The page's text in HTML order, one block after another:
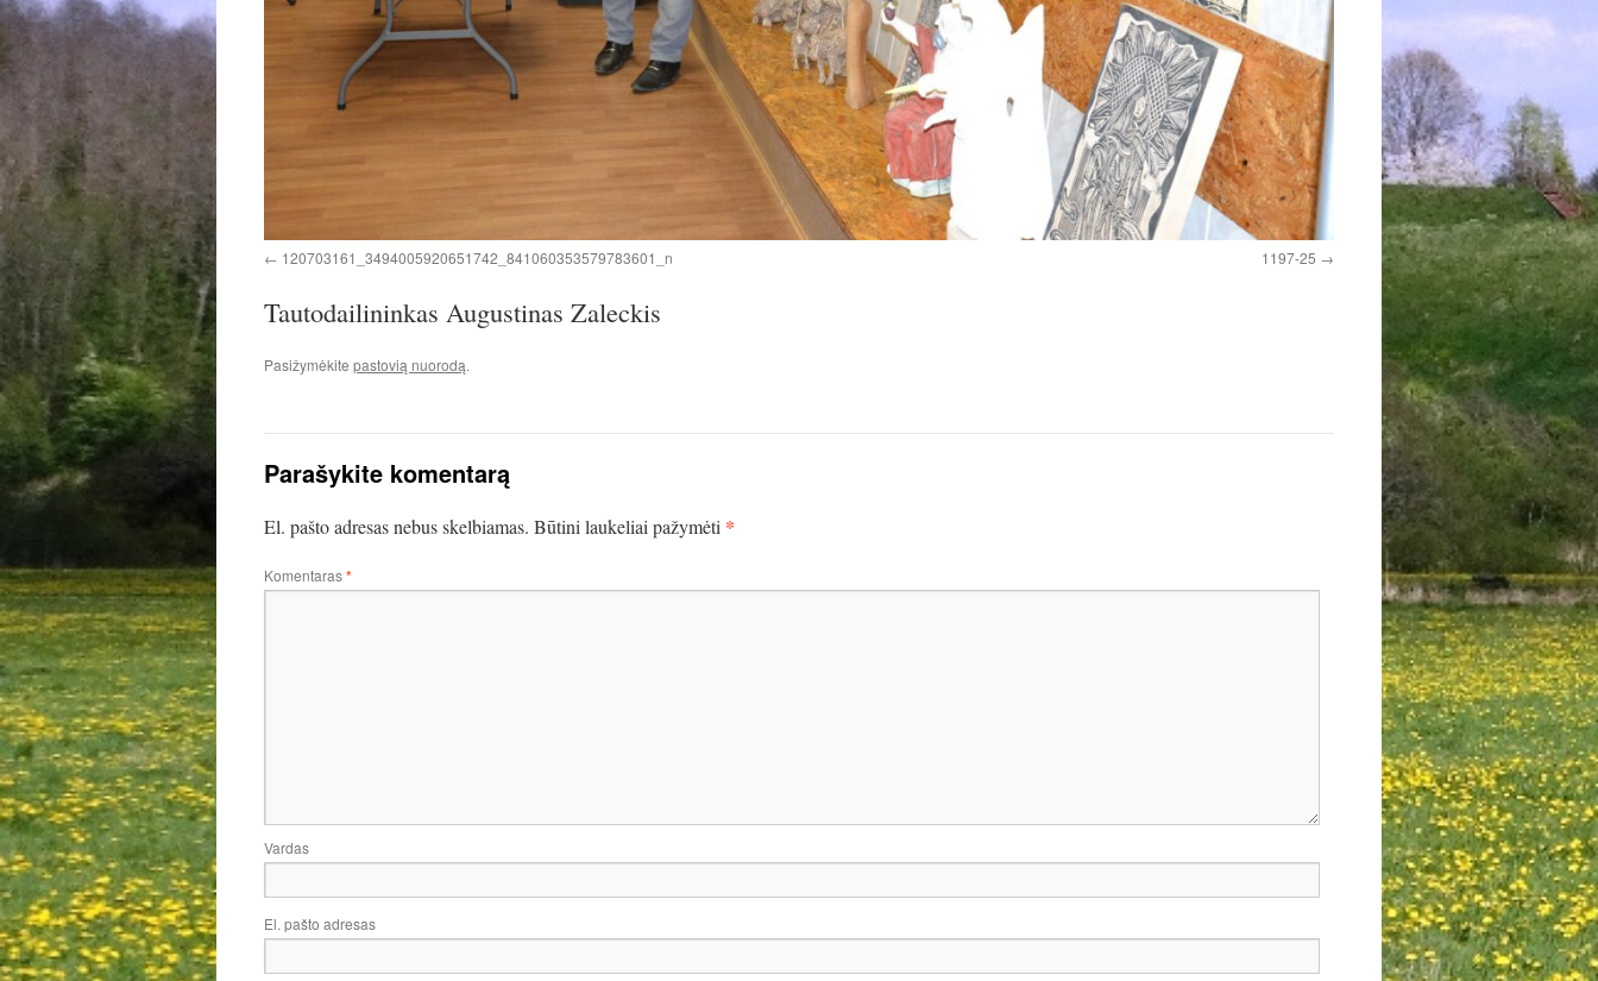
120703161_3494005920651742_841060353579783601_n 1197-25
Tautodailininkas Augustinas Zaleckis
Pasižymėkite pastovią nuorodą.
Parašykite komentarą
El. pašto adresas nebus skelbiamas. Būtini laukeliai pažymėti *
Komentaras*
Vardas
El. pašto adresas